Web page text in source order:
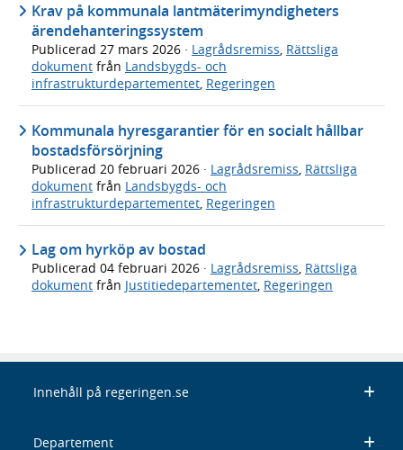
Krav på kommunala lantmäterimyndigheters
ärendehanteringssystem
Publicerad 27 mars 2026 · Lagrådsremiss, Rättsliga
dokument från Landsbygds- och
infrastrukturdepartementet, Regeringen
Kommunala hyresgarantier för en socialt hållbar
bostadsförsörjning
Publicerad 20 februari 2026 · Lagrådsremiss Rättsliga
dokument från Landsbygds- och
infrastrukturdepartementet Regeringen
Lag om hyrköp av bostad
Publicerad 04 februari 2026 · Lagrådsremiss, Rättsliga
dokument från Justitiedepartementet, Regeringen
Innehåll på regeringen.se
Departement